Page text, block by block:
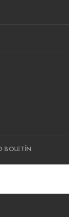
BOLETÍN